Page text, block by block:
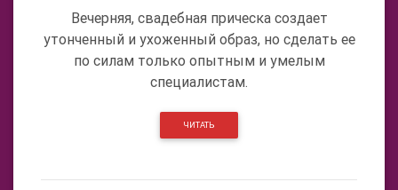
Вечерняя, свадебная прическа создает
утонченный и ухоженный образ, но сделать ее
по силам только опытным и умелым
специалистам.
ЧИТАТЬ